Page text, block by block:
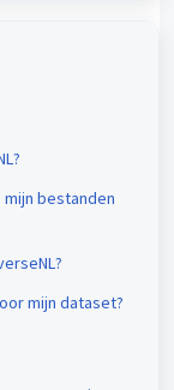
bestanden
mijn dataset?